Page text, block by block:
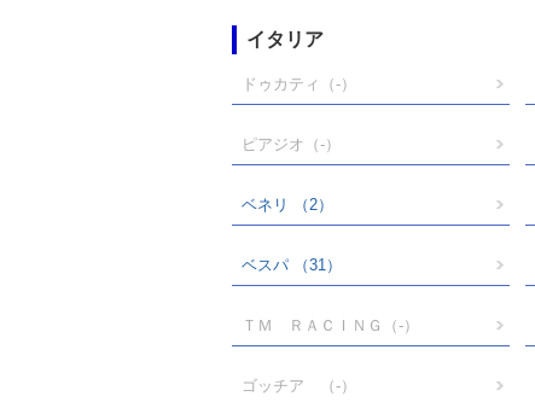
イタリア
ドゥカティ （-）
ピアジオ （-）
ベネリ （2）
ベスパ （31）
ＴＭ ＲＡＣＩＮＧ （-）
ゴッチア （-）